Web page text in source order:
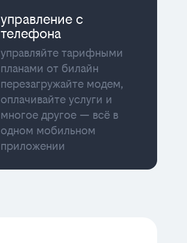
управление с
телефона
управляйте тарифными
планами от билайн
перезагружайте модем,
оплачивайте услуги и
многое другое — всё в
одном мобильном
приложении